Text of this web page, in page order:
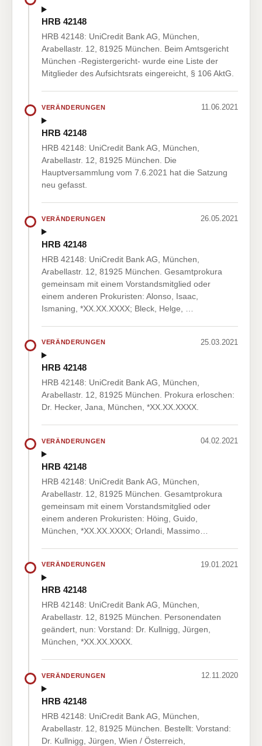
HRB 42148
HRB 42148: UniCredit Bank AG, München,
Arabellastr. 12, 81925 München. Beim Amtsgericht
München -Registergericht- wurde eine Liste der
Mitglieder des Aufsichtsrats eingereicht, § 106 AktG.
VERÄNDERUNGEN 11.06.2021
HRB 42148
HRB 42148: UniCredit Bank AG, München,
Arabellastr. 12, 81925 München. Die
Hauptversammlung vom 7.6.2021 hat die Satzung
neu gefasst.
VERÄNDERUNGEN 26.05.2021
HRB 42148
HRB 42148: UniCredit Bank AG, München,
Arabellastr. 12, 81925 München. Gesamtprokura
gemeinsam mit einem Vorstandsmitglied oder
einem anderen Prokuristen: Alonso, Isaac,
Ismaning, *XX.XX.XXXX; Bleck, Helge, …
VERÄNDERUNGEN 25.03.2021
HRB 42148
HRB 42148: UniCredit Bank AG, München,
Arabellastr. 12, 81925 München. Prokura erloschen:
Dr. Hecker, Jana, München, *XX.XX.XXXX.
VERÄNDERUNGEN 04.02.2021
HRB 42148
HRB 42148: UniCredit Bank AG, München,
Arabellastr. 12, 81925 München. Gesamtprokura
gemeinsam mit einem Vorstandsmitglied oder
einem anderen Prokuristen: Höing, Guido,
München, *XX.XX.XXXX; Orlandi, Massimo…
VERÄNDERUNGEN 19.01.2021
HRB 42148
HRB 42148: UniCredit Bank AG, München,
Arabellastr. 12, 81925 München. Personendaten
geändert, nun: Vorstand: Dr. Kullnigg, Jürgen,
München, *XX.XX.XXXX.
VERÄNDERUNGEN 12.11.2020
HRB 42148
HRB 42148: UniCredit Bank AG, München,
Arabellastr. 12, 81925 München. Bestellt: Vorstand:
Dr. Kullnigg, Jürgen, Wien / Österreich,